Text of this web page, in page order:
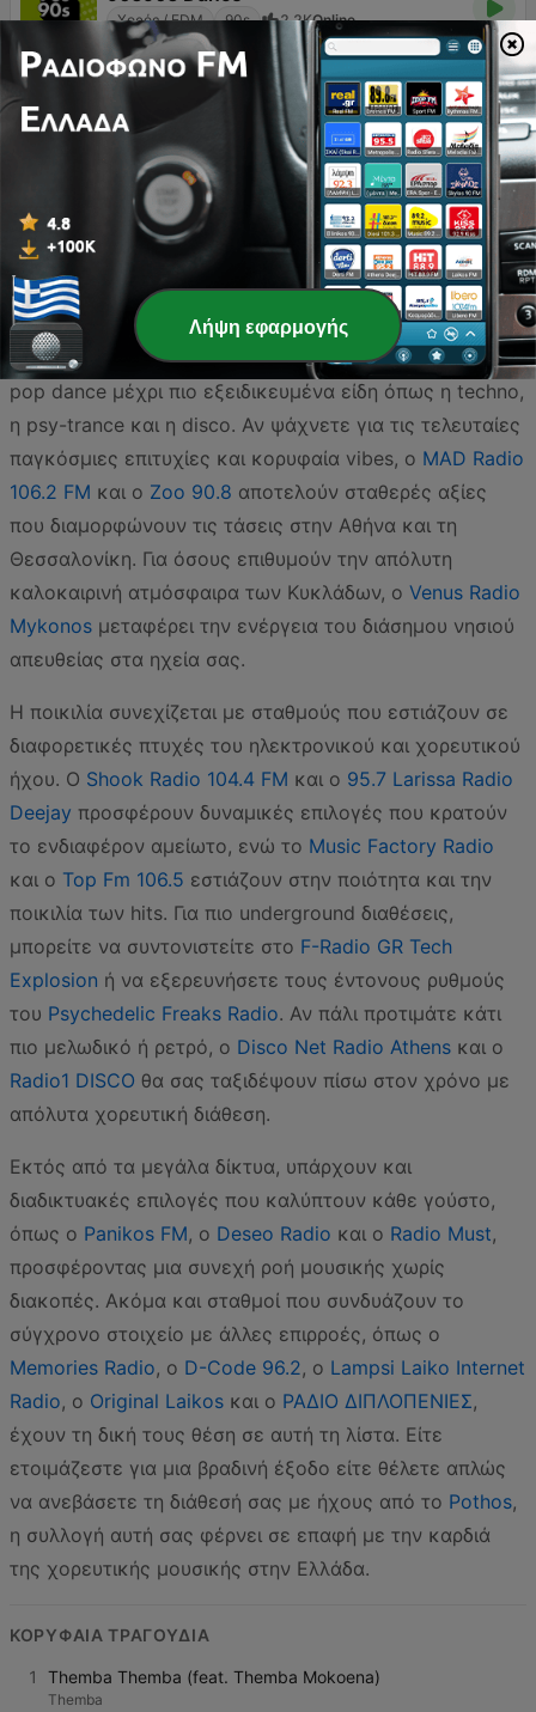
Χορός / EDM 90s 2.2KOnline
Ανακαλύψτε τον παλμό της ελληνικής dance και EDM
σκηνής μέσα από τους πιο δημοφιλείς ραδιοφωνικούς
σταθμούς της χώρας, που προσφέρουν ασταμάτητους
ρυθμούς για κάθε ώρα της ημέρας. Η Ελλάδα διαθέτει
μια εξαιρετικά ζωντανή ηλεκτρονική μουσική σκηνή, με
σταθμούς που καλύπτουν από mainstream house και
pop dance μέχρι πιο εξειδικευμένα είδη όπως η techno,
η psy-trance και η disco. Αν ψάχνετε για τις τελευταίες
παγκόσμιες επιτυχίες και κορυφαία vibes, ο MAD Radio
106.2 FM και ο Zoo 90.8 αποτελούν σταθερές αξίες
που διαμορφώνουν τις τάσεις στην Αθήνα και τη
Θεσσαλονίκη. Για όσους επιθυμούν την απόλυτη
καλοκαιρινή ατμόσφαιρα των Κυκλάδων, ο Venus Radio
Mykonos μεταφέρει την ενέργεια του διάσημου νησιού
απευθείας στα ηχεία σας.
Η ποικιλία συνεχίζεται με σταθμούς που εστιάζουν σε
διαφορετικές πτυχές του ηλεκτρονικού και χορευτικού
ήχου. Ο Shook Radio 104.4 FM και ο 95.7 Larissa Radio
Deejay προσφέρουν δυναμικές επιλογές που κρατούν
το ενδιαφέρον αμείωτο, ενώ το Music Factory Radio
και ο Top Fm 106.5 εστιάζουν στην ποιότητα και την
ποικιλία των hits. Για πιο underground διαθέσεις,
μπορείτε να συντονιστείτε στο F-Radio GR Tech
Explosion ή να εξερευνήσετε τους έντονους ρυθμούς
του Psychedelic Freaks Radio. Αν πάλι προτιμάτε κάτι
πιο μελωδικό ή ρετρό, ο Disco Net Radio Athens και ο
Radio1 DISCO θα σας ταξιδέψουν πίσω στον χρόνο με
απόλυτα χορευτική διάθεση.
Εκτός από τα μεγάλα δίκτυα, υπάρχουν και
διαδικτυακές επιλογές που καλύπτουν κάθε γούστο,
όπως ο Panikos FM, ο Deseo Radio και ο Radio Must,
προσφέροντας μια συνεχή ροή μουσικής χωρίς
διακοπές. Ακόμα και σταθμοί που συνδυάζουν το
σύγχρονο στοιχείο με άλλες επιρροές, όπως ο
Memories Radio, ο D-Code 96.2, ο Lampsi Laiko Internet
Radio, ο Original Laikos και ο ΡΑΔΙΟ ΔΙΠΛΟΠΕΝΙΕΣ,
έχουν τη δική τους θέση σε αυτή τη λίστα. Είτε
ετοιμάζεστε για μια βραδινή έξοδο είτε θέλετε απλώς
να ανεβάσετε τη διάθεσή σας με ήχους από το Pothos,
η συλλογή αυτή σας φέρνει σε επαφή με την καρδιά
της χορευτικής μουσικής στην Ελλάδα.
ΚΟΡΥΦΑΊΑ ΤΡΑΓΟΎΔΙΑ
1 Themba Themba (feat. Themba Mokoena)
Themba
Λήψη εφαρμογής